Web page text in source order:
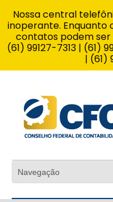
Nossa central
inoperante. Enquanto
contatos podem ser
(61) 99127-7313 | (61)
| (61)